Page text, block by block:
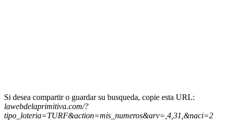
Si desea compartir o guardar su busqueda, copie esta URL:
lawebdelaprimitiva.com/?
tipo_loteria=TURF&action=mis_numeros&arv=,4,31,&naci=2